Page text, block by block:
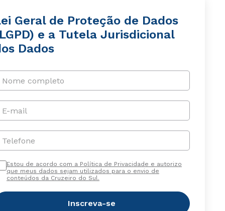
Geral de Proteção de Dados
e a Tutela Jurisdicional
Dados
Nome completo
E-mail
Telefone
Estou de acordo com a Política de Privacidade e autorizo
que meus dados sejam utilizados para o envio de
conteúdos da Cruzeiro do Sul.
Inscreva-se